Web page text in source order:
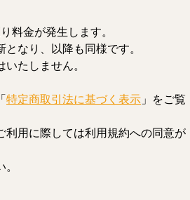
料金が発生します。
なり、以降も同様です。
たしません。
特定商取引法に基づく表示 」をご覧
利用に際しては利用規約への同意が